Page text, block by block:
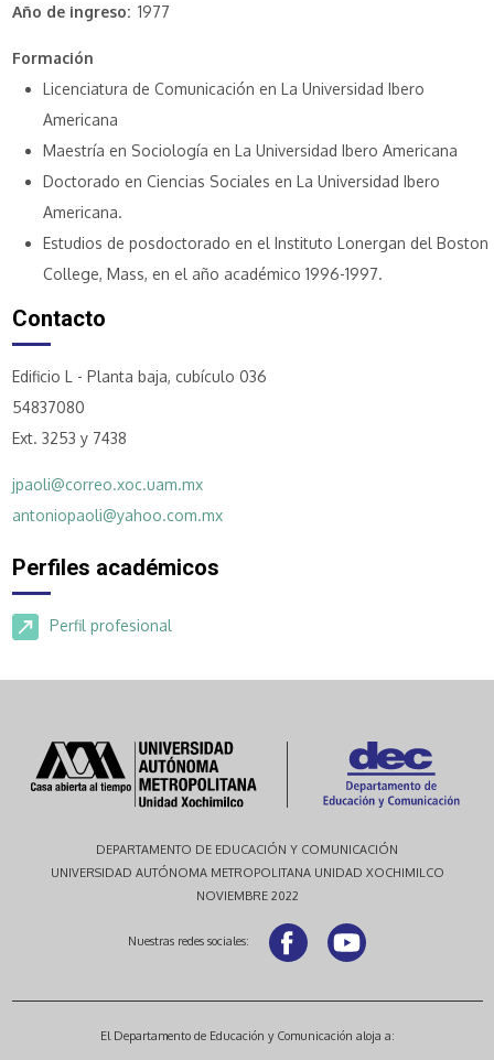
Año de ingreso
1977
Formación
Licenciatura de Comunicación en La Universidad Ibero
Americana
Maestría en Sociología en La Universidad Ibero Americana
Doctorado en Ciencias Sociales en La Universidad Ibero
Americana.
Estudios de posdoctorado en el Instituto Lonergan del Boston
College, Mass, en el año académico 1996-1997.
Contacto
Edificio L - Planta baja, cubículo 036
54837080
Ext. 3253 y 7438
jpaoli@correo.xoc.uam.mx
antoniopaoli@yahoo.com.mx
Perfiles académicos
Perfil profesional
DEPARTAMENTO DE EDUCACIÓN Y COMUNICACIÓN
UNIVERSIDAD AUTÓNOMA METROPOLITANA UNIDAD XOCHIMILCO
NOVIEMBRE 2022
Nuestras redes sociales:
El Departamento de Educación y Comunicación aloja a: